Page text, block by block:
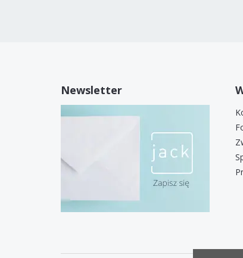
Newsletter